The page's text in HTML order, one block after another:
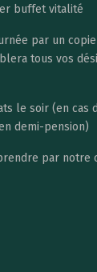
buffet vitalité
par un
tous vos
le soir (en cas
demi-pension)
par notre